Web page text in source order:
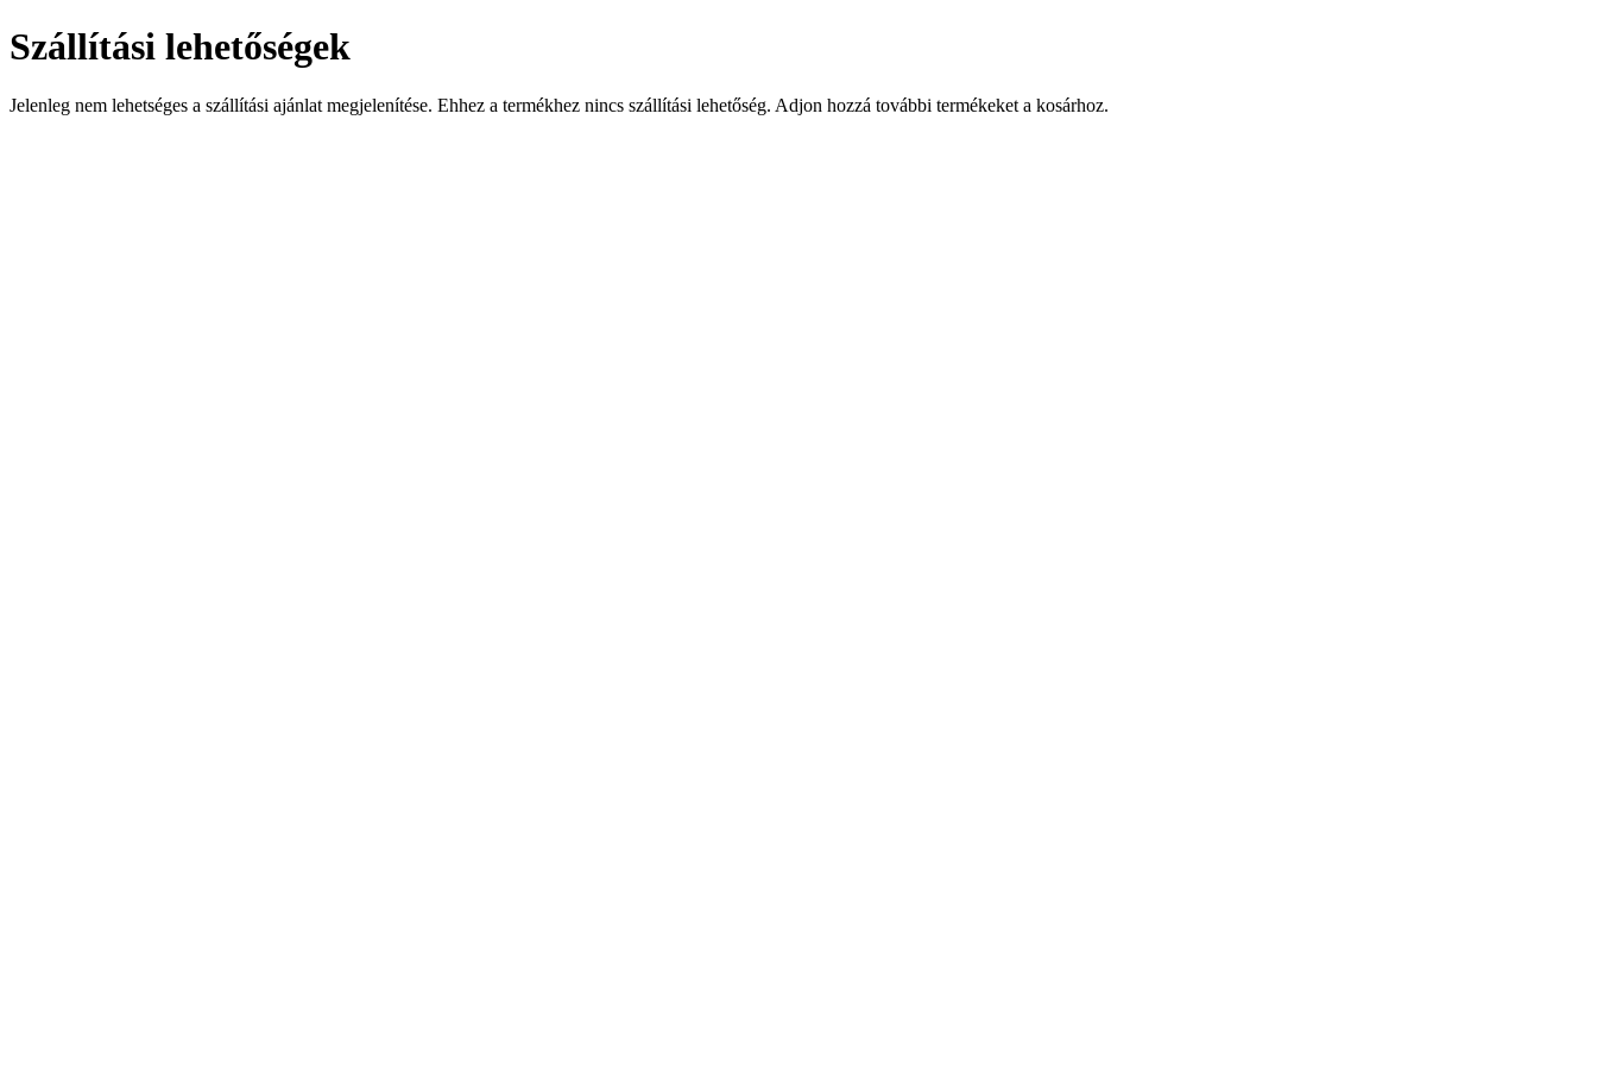
Szállítási lehetőségek
Jelenleg nem lehetséges a szállítási ajánlat megjelenítése. Ehhez a termékhez nincs szállítási lehetőség. Adjon hozzá további termékeket a kosárhoz.